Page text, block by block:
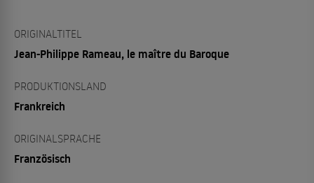
ORIGINALTITEL
Jean-Philippe Rameau, le maître du Baroque
PRODUKTIONSLAND
Frankreich
ORIGINALSPRACHE
Französisch